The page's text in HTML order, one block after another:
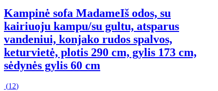
Kampinė sofa MadameIš odos, su
kairiuoju kampu/su gultu, atsparus
vandeniui, konjako rudos spalvos,
keturvietė, plotis 290 cm, gylis 173 cm,
sėdynės gylis 60 cm
(12)